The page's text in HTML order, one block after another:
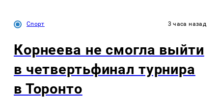
Спорт 3 часа назад
Корнеева не смогла выйти
в четвертьфинал турнира
в Торонто